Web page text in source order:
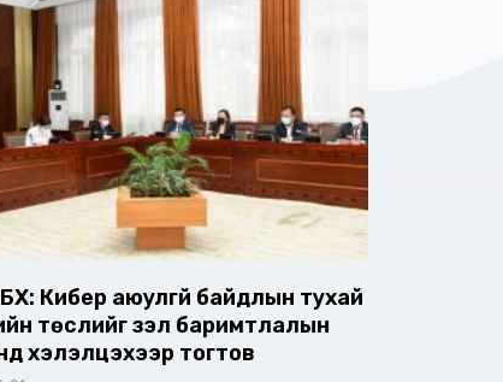
Кибер аюулгүй байдлын тухай
төслийг үзэл баримтлалын
хэлэлцэхээр тогтов